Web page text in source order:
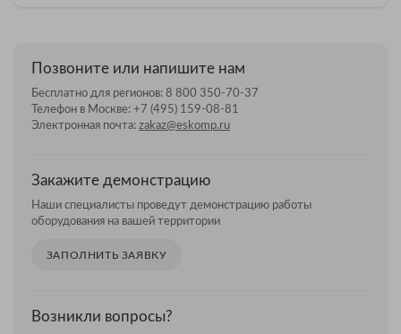
Позвоните или напишите нам
Бесплатно для регионов: 8 800 350-70-37
Телефон в Москве: +7 (495) 159-08-81
Электронная почта: zakaz@eskomp.ru
Закажите демонстрацию
Наши специалисты проведут демонстрацию работы
оборудования на вашей территории
ЗАПОЛНИТЬ ЗАЯВКУ
Возникли вопросы?